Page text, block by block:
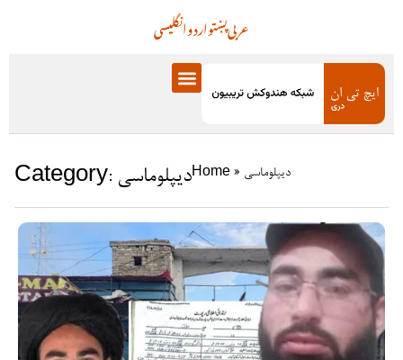
انگلیسیاردوپښتوعربی
Category: دیپلوماسیHome » دیپلوماسی